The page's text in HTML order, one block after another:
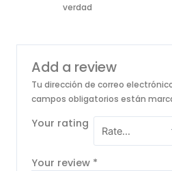
verdad
Add a review
Tu dirección de correo
campos obligatorios están
Your rating
Your review *